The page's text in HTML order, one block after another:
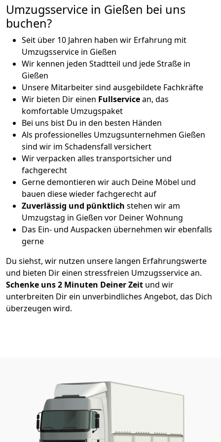
Umzugsservice in Gießen bei uns
buchen?
Seit über 10 Jahren haben wir Erfahrung mit
Umzugsservice in Gießen
Wir kennen jeden Stadtteil und jede Straße in
Gießen
Unsere Mitarbeiter sind ausgebildete Fachkräfte
Wir bieten Dir einen Fullservicean, das
komfortable Umzugspaket
Bei uns bist Du in den besten Händen
Als professionelles Umzugsunternehmen Gießen
sind wir im Schadensfall versichert
Wir verpacken alles transportsicher und
fachgerecht
Gerne demontieren wir auch Deine Möbel und
bauen diese wieder fachgerecht auf
Zuverlässig und pünktlich stehen wir am
Umzugstag in Gießen vor Deiner Wohnung
Das Ein- und Auspacken übernehmen wir ebenfalls
gerne
Du siehst, wir nutzen unsere langen Erfahrungswerte
und bieten Dir einen stressfreien Umzugsservice an.
Schenke uns 2 Minuten Deiner Zeit und wir
unterbreiten Dir ein unverbindliches Angebot, das Dich
überzeugen wird.